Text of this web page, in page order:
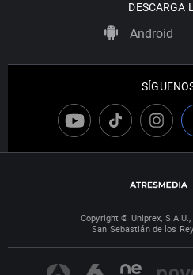
DESCARGA
Android
Copyright © Uniprex,
San Sebastián de los